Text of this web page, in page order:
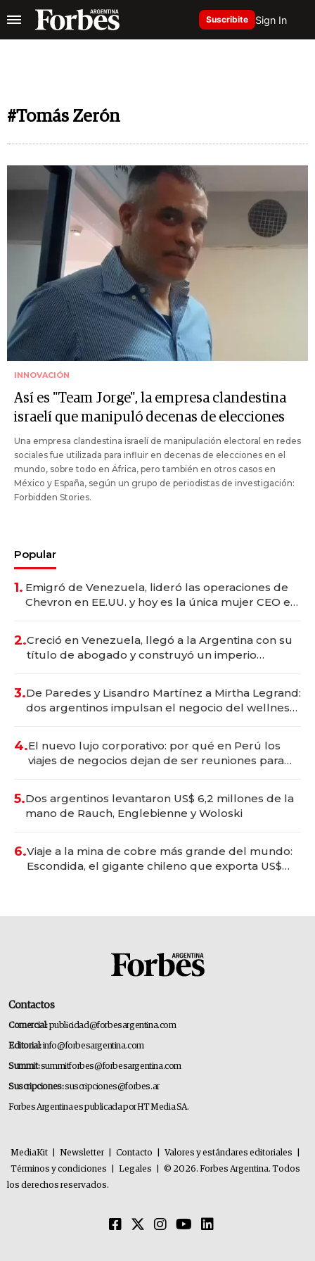
Suscribite Sign In
#Tomás Zerón
INNOVACIÓN
Así es "Team Jorge", la empresa clandestina
israelí que manipuló decenas de elecciones
Una empresa clandestina israelí de manipulación electoral en redes
sociales fue utilizada para influir en decenas de elecciones en el
mundo, sobre todo en África, pero también en otros casos en
México y España, según un grupo de periodistas de investigación:
Forbidden Stories.
Popular
1. Emigró de Venezuela, lideró las operaciones de
Chevron en EE.UU. y hoy es la única mujer CEO en
2.Creció en Venezuela, llegó a la Argentina con su
título de abogado y construyó un imperio
3.De Paredes y Lisandro Martínez a Mirtha Legrand:
dos argentinos impulsan el negocio del wellness
4.El nuevo lujo corporativo: por qué en Perú los
viajes de negocios dejan de ser reuniones para
5.Dos argentinos levantaron US$ 6,2 millones de la
mano de Rauch, Englebienne y Woloski
6.Viaje a la mina de cobre más grande del mundo:
Escondida, el gigante chileno que exporta US$
Contactos
Comercial:publicidad@forbesargentina.com
Editorial:info@forbesargentina.com
Summit:summitforbes@forbesargentina.com
Suscripciones:suscripciones@forbes.ar
Forbes Argentina es publicada por HT Media SA.
MediaKit Newsletter Contacto Valores y estándares editoriales
Términos y condiciones
Legales
© 2026. Forbes Argentina. Todos
los derechos reservados.